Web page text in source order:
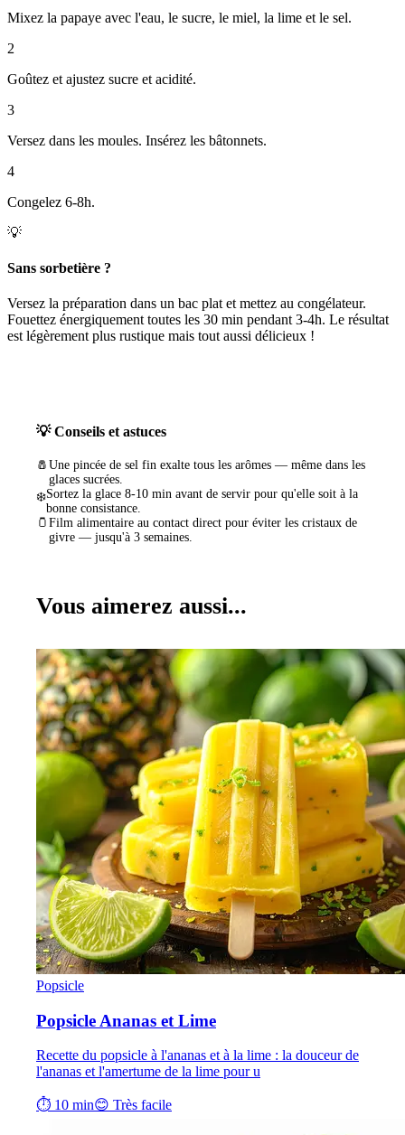
Mixez la papaye avec l'eau, le sucre, le miel, la lime et le sel.
2
Goûtez et ajustez sucre et acidité.
3
Versez dans les moules. Insérez les bâtonnets.
4
Congelez 6-8h.
💡
Sans sorbetière ?
Versez la préparation dans un bac plat et mettez au congélateur.
Fouettez énergiquement toutes les 30 min pendant 3-4h. Le résultat
est légèrement plus rustique mais tout aussi délicieux !
💡 Conseils et astuces
🧂 Une pincée de sel fin exalte tous les arômes — même dans les
glaces sucrées.
❄️Sortez la glace 8-10 min avant de servir pour qu'elle soit à la
bonne consistance.
🫙 Film alimentaire au contact direct pour éviter les cristaux de
givre — jusqu'à 3 semaines.
Vous aimerez aussi...
Popsicle
Popsicle Ananas et Lime
Recette du popsicle à l'ananas et à la lime : la douceur de
l'ananas et l'amertume de la lime pour u
⏱ 10 min😊 Très facile